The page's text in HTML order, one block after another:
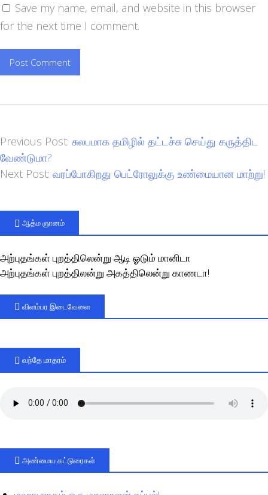
Save my name, email, and website in this browser
for the next time I comment.
Previous Post: சுலபமாக தமிழில் தட்டச்சு செய்து கருத்திட
வேண்டுமா?
Next Post: வரப்போகிறது பெட்ரோலுக்கு உண்மையான மாற்று!
ஆத்ம ஞானம்
அற்புதங்கள் புறத்திலென்று ஆடி ஓடும் மானிடா
அற்புதங்கள் புறத்திலன்று அகத்திலென்று காணடா!
விளம்பர இடைவேளை
வந்தே மாதரம்
அண்மைய கட்டுரைகள்